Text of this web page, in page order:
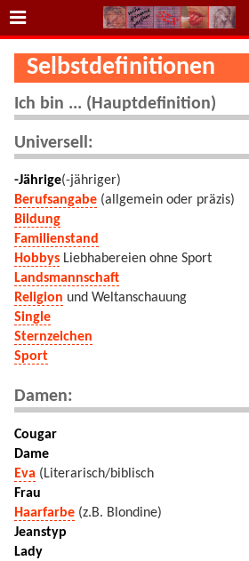
Selbstdefinitionen
Ich bin ... (Hauptdefinition)
Universell:
-Jährige(-jähriger)
Berufsangabe (allgemein oder präzis)
Bildung
Familienstand
Hobbys Liebhabereien ohne Sport
Landsmannschaft
Religion und Weltanschauung
Single
Sternzeichen
Sport
Damen:
Cougar
Dame
Eva (Literarisch/biblisch
Frau
Haarfarbe (z.B. Blondine)
Jeanstyp
Lady